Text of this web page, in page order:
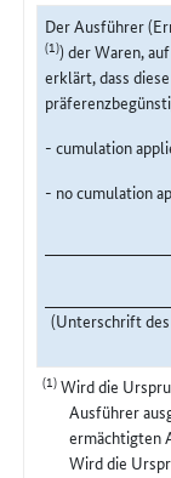
Der Ausführer
(1)) der Waren,
erklärt, dass
- cumulation
- no cumulation
(Unterschrift
(1)Wird die
Ausführer
ermächtigten
Wird die